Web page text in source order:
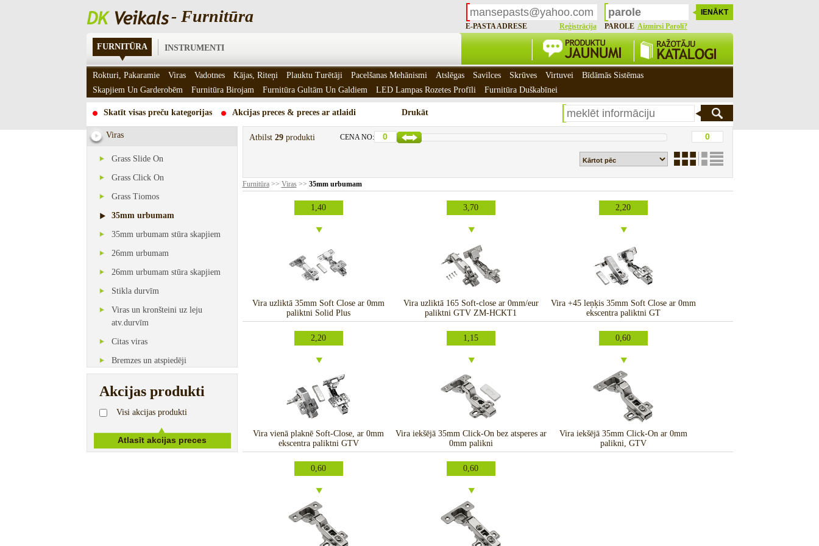
- Furnitūra
E-PASTA ADRESE Reģistrācija PAROLE Aizmirsi Paroli?
FURNITŪRA INSTRUMENTI
Skatīt visas preču kategorijas Akcijas preces & preces ar atlaidi Drukāt
Viras
Grass Slide On
Grass Click On
Grass Tiomos
35mm urbumam
35mm urbumam stūra skapjiem
26mm urbumam
26mm urbumam stūra skapjiem
Stikla durvīm
Viras un kronšteini uz leju
atv.durvīm
Citas viras
Bremzes un atspiedēji
Akcijas produkti
Visi akcijas produkti
Atbilst 29produkti CENA NO:
Furnitūra>> Viras>> 35mm urbumam
1,40
Vira uzliktā 35mm Soft Close ar 0mm
paliktni Solid Plus
3,70
Vira uzliktā 165 Soft-close ar 0mm/eur
paliktni GTV ZM-HCKT1
2,20
Vira +45 leņķis 35mm Soft Close ar 0mm
ekscentra paliktni GT
2,20
Vira vienā plaknē Soft-Close, ar 0mm
ekscentra paliktni GTV
1,15
Vira iekšējā 35mm Click-On bez atsperes ar
0mm palikni
0,60
Vira iekšējā 35mm Click-On ar 0mm
palikni, GTV
0,60 0,60
Rokturi, Pakaramie Viras Vadotnes Kājas, Riteņi Plauktu Turētāji Pacelšanas Mehānismi Atslēgas Savilces Skrūves Virtuvei
Bīdāmās Sistēmas
Skapjiem Un Garderobēm
Furnitūra Birojam Furnitūra Gultām Un Galdiem LED Lampas Rozetes Profīli Furnitūra Duškabīnei